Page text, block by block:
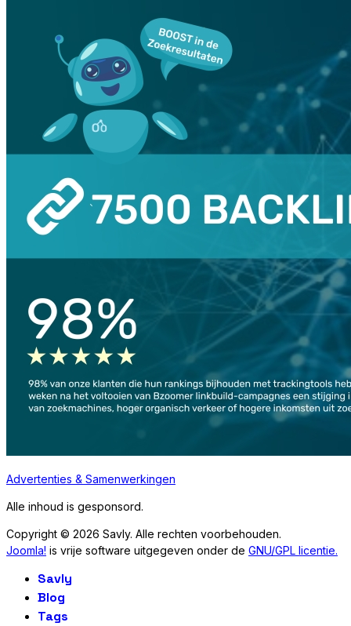
Advertenties & Samenwerkingen
Alle inhoud is gesponsord.
Copyright © 2026 Savly. Alle rechten voorbehouden.
Joomla! is vrije software uitgegeven onder de GNU/GPL licentie.
Savly
Blog
Tags